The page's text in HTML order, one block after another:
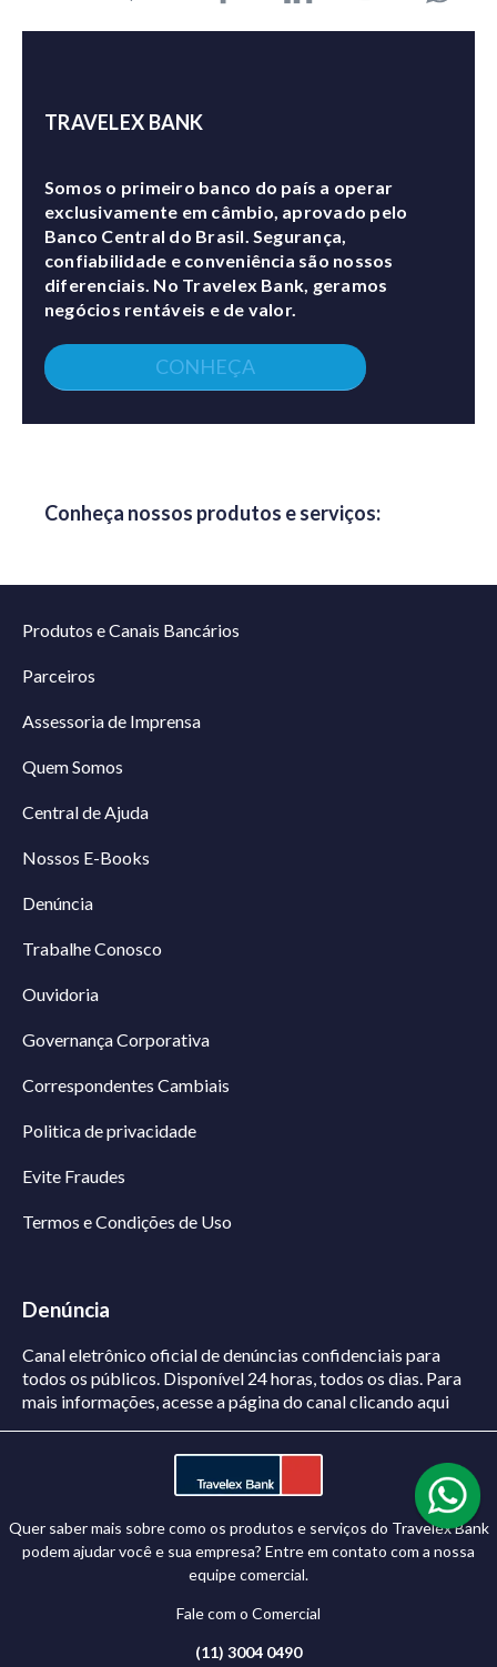
TRAVELEX BANK
Somos o primeiro banco do país a operar
exclusivamente em câmbio, aprovado pelo
Banco Central do Brasil. Segurança,
confiabilidade e conveniência são nossos
diferenciais. No Travelex Bank, geramos
negócios rentáveis e de valor.
CONHEÇA
Conheça nossos produtos e serviços:
Produtos e Canais Bancários
Parceiros
Assessoria de Imprensa
Quem Somos
Central de Ajuda
Nossos E-Books
Denúncia
Trabalhe Conosco
Ouvidoria
Governança Corporativa
Correspondentes Cambiais
Politica de privacidade
Evite Fraudes
Termos e Condições de Uso
Denúncia
Canal eletrônico oficial de denúncias confidenciais para
todos os públicos. Disponível 24 horas, todos os dias. Para
mais informações, acesse a página do canalclicando aqui
Quer saber mais sobre como os produtos e serviços do Travelex Bank
podem ajudar você e sua empresa? Entre em contato com a nossa
equipe comercial.
Fale com o Comercial
(11) 3004 0490